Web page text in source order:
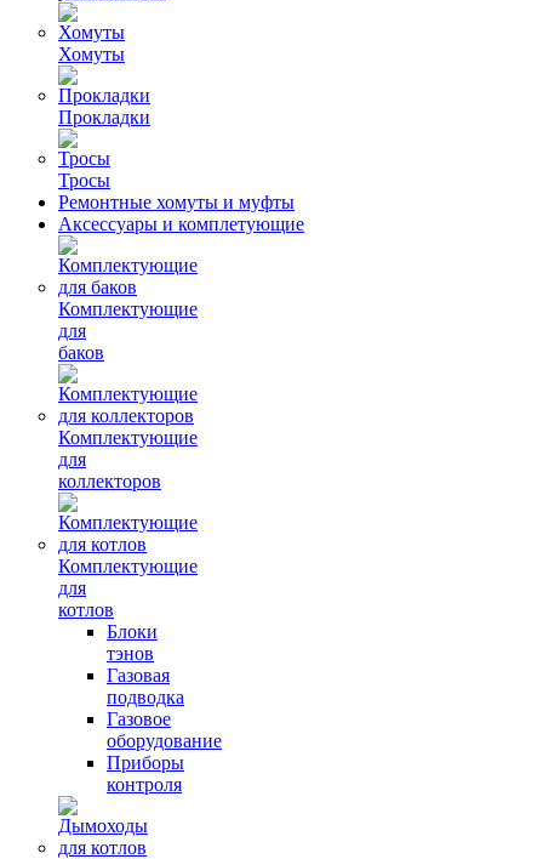
Хомуты
Прокладки
Тросы
Ремонтные хомуты и муфты
Аксессуары и комплетующие
Комплектующие
для
баков
Комплектующие
для
коллекторов
Комплектующие
для
котлов
Блоки
тэнов
Газовая
подводка
Газовое
оборудование
Приборы
контроля